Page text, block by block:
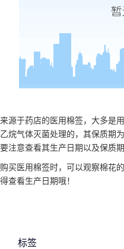
来源于药店的医用棉签，大多是
乙烷气体灭菌处理的，其保质期
要注意查看其生产日期以及保质期
购买医用棉签时，可以观察棉花
得查看生产日期哦！
标签